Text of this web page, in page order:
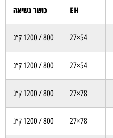
EH כושר נשיאה
54×27 800 / 1200 ק״ג
54×27 800 / 1200 ק״ג
78×27 800 / 1200 ק״ג
78×27 800 / 1200 ק״ג